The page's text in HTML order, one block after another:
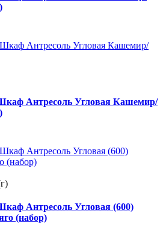
Антресоль Угловая Кашемир/
Антресоль Угловая (600)
(набор)